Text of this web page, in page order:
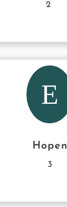
2
E
Hopen
3